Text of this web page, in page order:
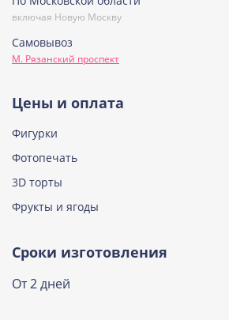
Сметанная
Узнать подробнее о начинке
Узнать подробнее о начинке
включая Новую Москву
Самовывоз
М. Рязанский проспект
Цены и оплата
Фигурки
Фотопечать
3D торты
Фрукты и ягоды
Сроки изготовления
От 2 дней